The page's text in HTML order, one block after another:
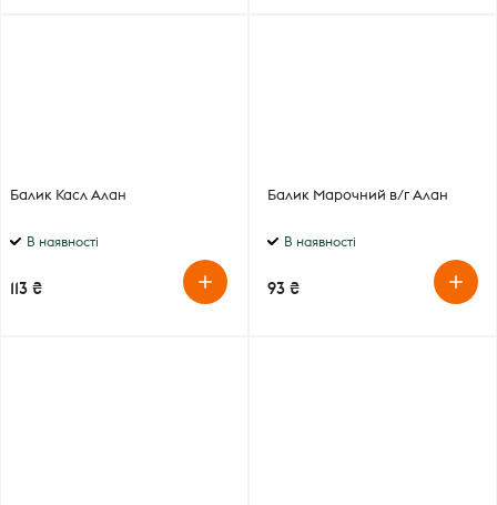
Балик Касл Алан
В наявності
113 ₴
Балик Марочний в/г Алан
В наявності
93 ₴